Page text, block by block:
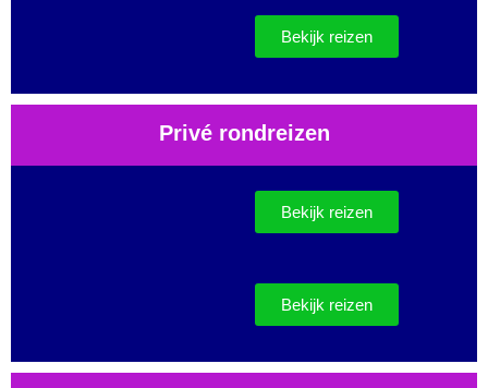
Bekijk reizen
Privé rondreizen
Bekijk reizen
Bekijk reizen